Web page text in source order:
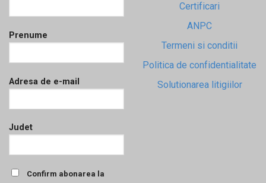
Prenume
Adresa de e-mail
Judet
Confirm abonarea la
Certificari
ANPC
Termeni si conditii
Politica de confidentialitate
Solutionarea litigiilor